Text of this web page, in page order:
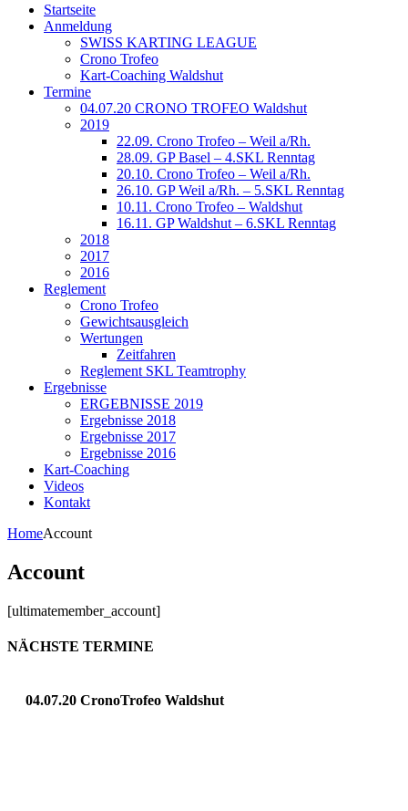
Startseite
Anmeldung
SWISS KARTING LEAGUE
Crono Trofeo
Kart-Coaching Waldshut
Termine
04.07.20 CRONO TROFEO Waldshut
2019
22.09. Crono Trofeo – Weil a/Rh.
28.09. GP Basel – 4.SKL Renntag
20.10. Crono Trofeo – Weil a/Rh.
26.10. GP Weil a/Rh. – 5.SKL Renntag
10.11. Crono Trofeo – Waldshut
16.11. GP Waldshut – 6.SKL Renntag
2018
2017
2016
Reglement
Crono Trofeo
Gewichtsausgleich
Wertungen
Zeitfahren
Reglement SKL Teamtrophy
Ergebnisse
ERGEBNISSE 2019
Ergebnisse 2018
Ergebnisse 2017
Ergebnisse 2016
Kart-Coaching
Videos
Kontakt
HomeAccount
Account
[ultimatemember_account]
NÄCHSTE TERMINE
04.07.20 CronoTrofeo Waldshut